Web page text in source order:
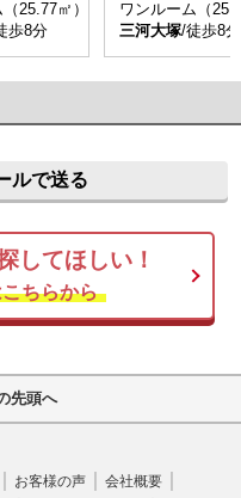
25.77㎡）
歩8分
ワンルーム（
三河大塚/徒歩8分
ルで送る
してほしい！
ちらから
先頭へ
お客様の声
会社概要